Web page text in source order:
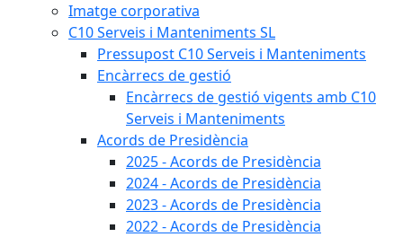
Imatge corporativa
C10 Serveis i Manteniments SL
Pressupost C10 Serveis i Manteniments
Encàrrecs de gestió
Encàrrecs de gestió vigents amb C10
Serveis i Manteniments
Acords de Presidència
2025 - Acords de Presidència
2024 - Acords de Presidència
2023 - Acords de Presidència
2022 - Acords de Presidència